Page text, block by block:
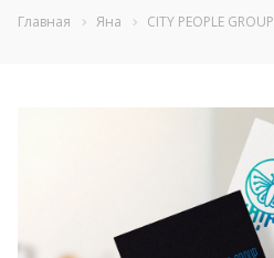
Главная Яна CITY PEOPLE GROUP